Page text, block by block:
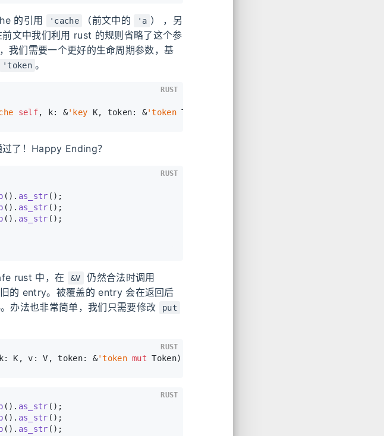
的引用 'cache （前文中的 'a ） ，另
前文中我们利用 rust 的规则省略了这个参
我们需要一个更好的生命周期参数，基
'token 。
self, k: &'key K, token: &'token Token)
RUST
了！Happy Ending？
(). as_str ();
(). as_str ();
(). as_str ();
RUST
rust 中，在 &V 仍然合法时调用
的 entry。被覆盖的 entry 会在返回后
办法也非常简单，我们只需要修改 put
K, v: V, token: &'token mut Token)
RUST
(). as_str ();
(). as_str ();
(). as_str ();
RUST